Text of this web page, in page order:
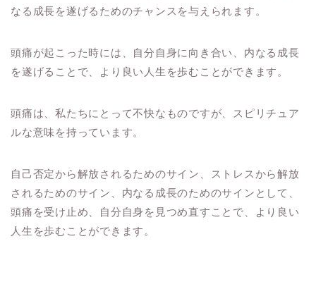
なる成長を遂げるためのチャンスを与えられます。
頭痛が起こった時には、自分自身に向き合い、内なる成長
を遂げることで、より良い人生を歩むことができます。
頭痛は、私たちにとって不快なものですが、スピリチュア
ルな意味を持っています。
自己否定から解放されるためのサイン、ストレスから解放
されるためのサイン、内なる成長のためのサインとして、
頭痛を受け止め、自分自身を見つめ直すことで、より良い
人生を歩むことができます。